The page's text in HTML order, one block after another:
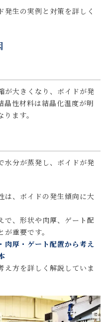
生の実例と対策を詳しく
が大きくなり、ボイドが発
晶性材料は結晶化温度が明
ます。
水分が蒸発し、ボイドが発
は、ボイドの発生傾向に大
で、形状や肉厚、ゲート配
重要です。
肉厚・ゲート配置から考え
え方を詳しく解説していま